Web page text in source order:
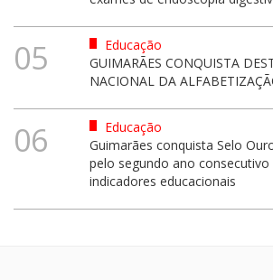
05
Educação
GUIMARÃES CONQUISTA
NACIONAL DA
06
Educação
Guimarães conquista Selo
pelo segundo ano consecutivo
indicadores educacionais